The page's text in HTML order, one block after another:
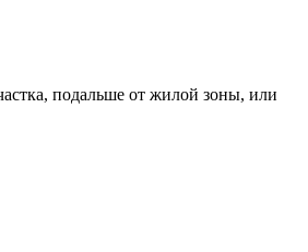
подальше от жилой зоны, или